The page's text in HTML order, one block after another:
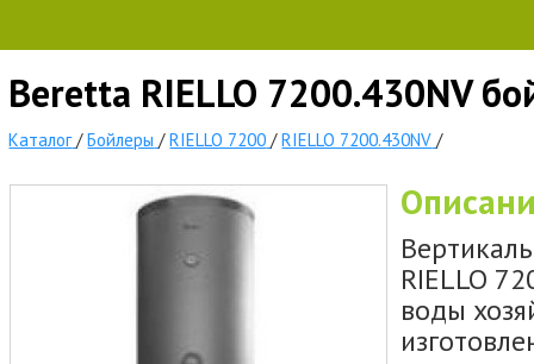
Beretta RIELLO 7200.430NV
Каталог /Бойлеры /RIELLO 7200 /RIELLO 7200.430NV /
RIELLO
воды